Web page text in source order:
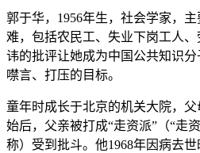
郭于华，1956年生，社会学家，
难，包括农民工、失业下岗工人
讳的批评让她成为中国公共知识
噤言、打压的目标。
童年时成长于北京的机关大院，
始后，父亲被打成“走资派”（“走
称）受到批斗。他1968年因病去